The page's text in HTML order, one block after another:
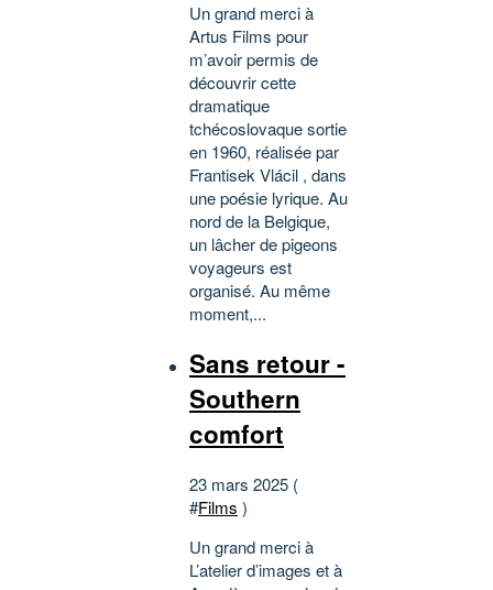
Un grand merci à
Artus Films pour
m’avoir permis de
découvrir cette
dramatique
tchécoslovaque sortie
en 1960, réalisée par
Frantisek Vlácil , dans
une poésie lyrique. Au
nord de la Belgique,
un lâcher de pigeons
voyageurs est
organisé. Au même
moment,...
Sans retour -
Southern
comfort
23 mars 2025 (
#Films )
Un grand merci à
L’atelier d’images et à